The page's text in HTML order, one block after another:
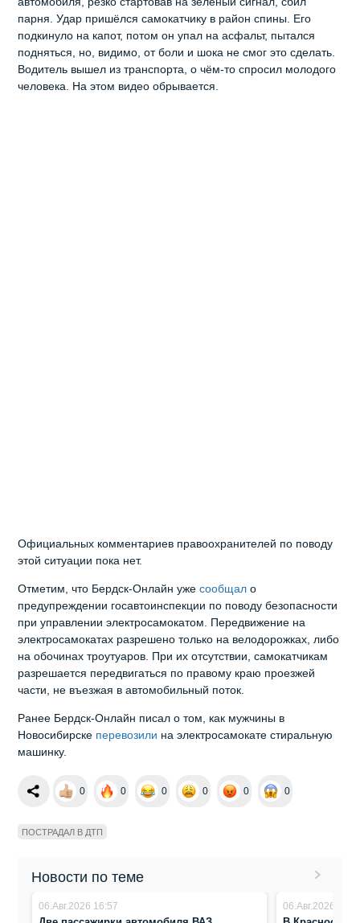
парня. Удар пришёлся самокатчику в район спины. Его
подкинуло на капот, потом он упал на асфальт, пытался
подняться, но, видимо, от боли и шока не смог это сделать.
Водитель вышел из транспорта, о чём-то спросил молодого
человека. На этом видео обрывается.
Официальных комментариев правоохранителей по поводу
этой ситуации пока нет.
Отметим, что Бердск-Онлайн ужесообщал о
предупреждении госавтоинспекции по поводу безопасности
при управлении электросамокатом. Передвижение на
электросамокатах разрешено только на велодорожках, либо
на обочинах троутуаров. При их отсутствии, самокатчикам
разрешается передвигаться по правому краю проезжей
части, не въезжая в автомобильный поток.
Ранее Бердск-Онлайн писал о том, как мужчины в
Новосибирске перевозили на электросамокате стиральную
машинку.
0 0 0 0 0 0
ПОСТРАДАЛ В ДТП
Новости по теме
06.Авг.2026 16:57 06.Авг.2026 8:41